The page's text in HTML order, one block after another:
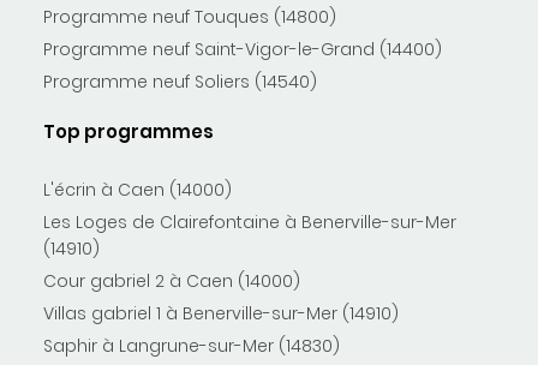
Programme neuf Touques (14800)
Programme neuf Saint-Vigor-le-Grand (14400)
Programme neuf Soliers (14540)
Top programmes
L'écrin à Caen (14000)
Les Loges de Clairefontaine à Benerville-sur-Mer
(14910)
Cour gabriel 2 à Caen (14000)
Villas gabriel 1 à Benerville-sur-Mer (14910)
Saphir à Langrune-sur-Mer (14830)